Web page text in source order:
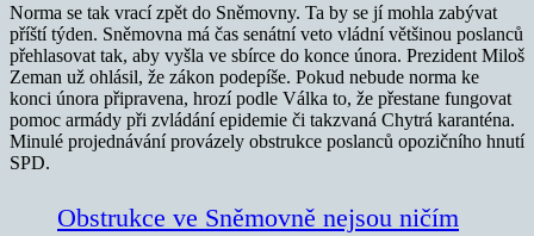
Norma se tak vrací zpět do Sněmovny. Ta by se jí mohla zabývat
příští týden. Sněmovna má čas senátní veto vládní většinou poslanců
přehlasovat tak, aby vyšla ve sbírce do konce února. Prezident Miloš
Zeman už ohlásil, že zákon podepíše. Pokud nebude norma ke
konci února připravena, hrozí podle Válka to, že přestane fungovat
pomoc armády při zvládání epidemie či takzvaná Chytrá karanténa.
Minulé projednávání provázely obstrukce poslanců opozičního hnutí
SPD.
Obstrukce ve Sněmovně nejsou ničím